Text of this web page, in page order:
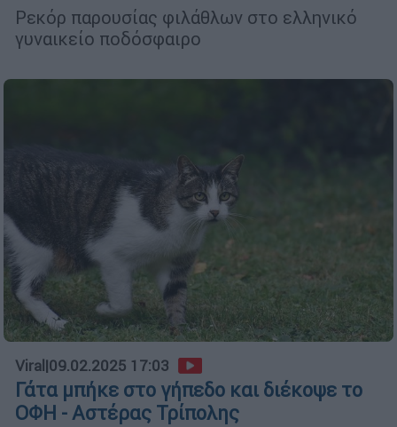
Ρεκόρ παρουσίας φιλάθλων στο ελληνικό
γυναικείο ποδόσφαιρο
Viral |09.02.2025 17:03
Γάτα μπήκε στο γήπεδο και διέκοψε το
ΟΦΗ - Αστέρας Τρίπολης